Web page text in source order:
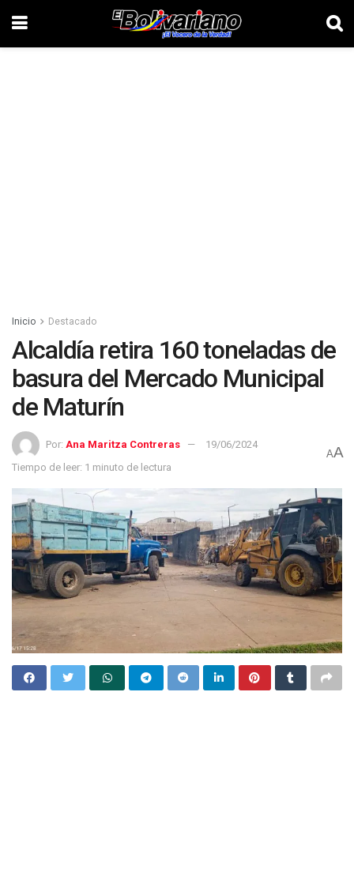
Inicio Destacado
Alcaldía retira 160 toneladas de
basura del Mercado Municipal
de Maturín
Por: Ana Maritza Contreras
19/06/2024
Tiempo de leer: 1 minuto de lectura
AA